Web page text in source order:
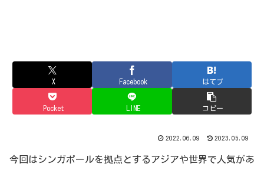
X Facebook はてブ
Pocket LINE コピー
2022.06.09 2023.05.09
今回はシンガポールを拠点とするアジアや世界で人気があ